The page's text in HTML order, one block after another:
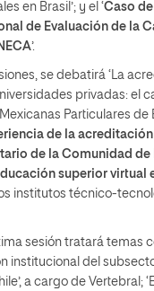
en Brasil’; y el ‘Caso
de Evaluación de la
’.
se debatirá ‘La
privadas: el
Particulares de
de la
de la Comunidad de
superior virtual
institutos técnico-
sesión tratará temas
institucional del
a cargo de Vertebral;